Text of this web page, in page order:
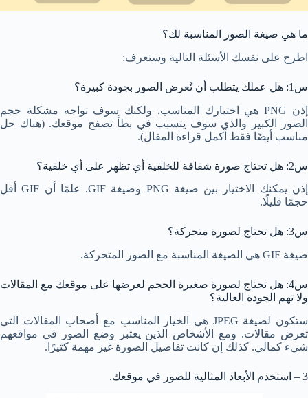
ما هي صيغة الصور المناسبة لك؟
اطرح على نفسك الأسئلة التالية وستعرف:
س1: هل عملك يتطلب أن تُعرض الصور بجودة كبيرة؟
إذن PNG هي اختيارك المناسب. ولكنك سوف تواجه مشكلة حجم
الصور الكبير والذي سوف يتسبب في بطأ تصفح موقعك. (هناك حل
مناسب أيضًا فقط أكمل قراءة المقال).
س2: هل تحتاج صورة شفافة للخلفية أي تظهر على أي خلفية؟
إذن يمكنك الاختيار بين صيغة PNG وصيغة GIF. علمًا أن GIF أقل
حجمًا قليلًا.
س3: هل تحتاج لصورة متحركة؟
صيغة GIF هي الصيغة المناسبة مع الصور المتحركة.
س4: هل تحتاج لصورة صغيرة الحجم لعرضها على موقعك مع المقالات
ولا تهم الجودة العالية؟
ستكون لصيغة JPEG هي الخيار المناسب مع أصحاب المقالات التي
تعرض مقالات. ومع الأشخاص الذين يعتبر وضع الصور في مواقعهم
شيء كمالي. كذلك إن كانت تفاصيل الصورة غير مهمة كثيرًا.
3 – استخدم الأبعاد المثالية للصور في موقعك.